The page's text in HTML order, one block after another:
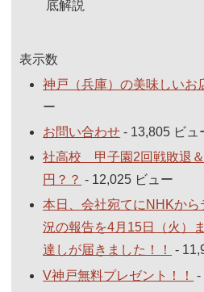
底解説
表示数
神戸（兵庫）の美味しいお
ー
お問い合わせ - 13,805 ビュ
社高校 甲子園2回戦敗退
円？？ - 12,025 ビュー
本日、会社宛てにNHKか
況の報告を4月15日（火）
達しが届きました！！
-
V神戸無料プレゼント！！
-